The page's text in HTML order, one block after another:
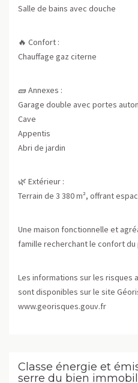
Salle de bains avec douche
🔥 Confort :
Chauffage gaz citerne
🧱 Annexes :
Garage double avec portes
Cave
Appentis
Abri de jardin
🌿 Extérieur :
Terrain de 3 380 m², offrant
Une maison fonctionnelle et
famille recherchant le confort
Les informations sur les risques
sont disponibles sur le site
www.georisques.gouv.fr
Classe énergie et
serre du bien